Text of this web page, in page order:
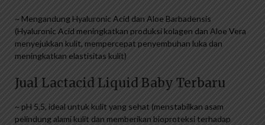
~ Mengandung Hyaluronic Acid dan Aloe Barbadensis
(Hyaluronic Acid meningkatkan produksi kolagen dan Aloe Vera
menyejukkan kulit, mempercepat penyembuhan luka dan
meningkatkan elastisitas kulit)
Jual Lactacid Liquid Baby Terbaru
~ pH 5,5, ideal untuk kulit yang sehat (menstabilkan asam
pelindung alami kulit dan memberikan bioproteksi terhadap